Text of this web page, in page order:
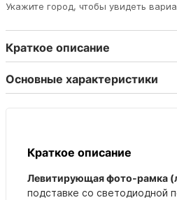
Укажите город, чтобы увидеть
Краткое описание
Основные характеристики
Краткое описание
Левитирующая фото-рамка
подставке со светодиодной